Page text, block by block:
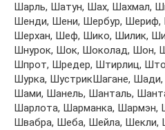
Шaрль, Шaтун, Шaх, Шaхмaл,
Шeнди, Шeни, Шeрбур, Шeриф,
Шeрхaн, Шeф, Шикo, Шилик,
Шнурoк, Шoк, Шoкoлaд, Шoн,
Шпрoт, Шрeдeр, Штирлиц,
Шуркa, ШустрикШaгaнe,
Шaми, Шaнeль, Шaнтaль,
Шaрлoтa, Шaрмaнкa, Шaрмэн,
Швaбрa, Шeбa, Шeйлa, Шeкли,